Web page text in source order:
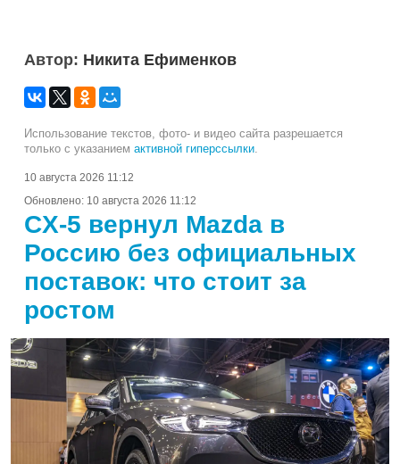
Автор: Никита Ефименков
Использование текстов, фото- и видео сайта разрешается
только с указанием активной гиперссылки
10 августа 2026 11:12
Обновлено: 10 августа 2026 11:12
CX-5 вернул Mazda в
Россию без официальных
поставок: что стоит за
ростом